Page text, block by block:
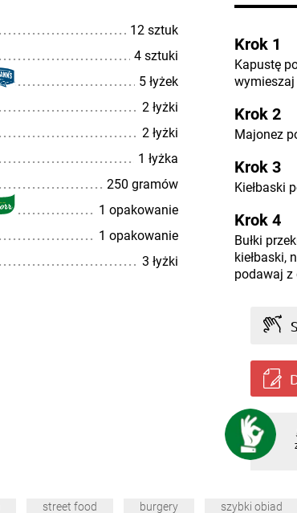
12 sztuk
4 sztuki
5 łyżek
2 łyżki
2 łyżki
1 łyżka
250 gramów
1 opakowanie
1 opakowanie
3 łyżki
Krok 1
Kapustę
wymieszaj
Krok 2
Majonez
Krok 3
Kiełbaski
Krok 4
Bułki
kiełbaski,
podawaj z
street food burgery szybki obiad